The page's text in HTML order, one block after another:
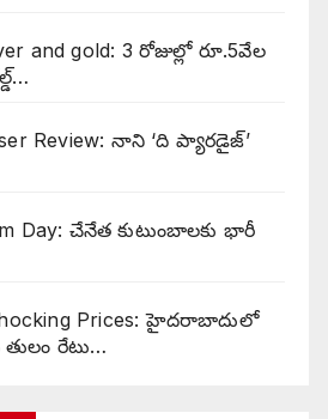
and gold: 3 రోజుల్లో రూ.5వేల
Review: నాని ‘ది ప్యారడైజ్’
Day: చేనేత కుటుంబాలకు భారీ
Prices: హైదరాబాదులో
రేటు…